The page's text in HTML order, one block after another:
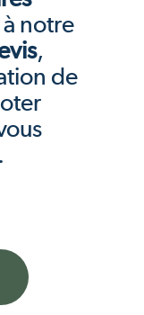
notre
,
de